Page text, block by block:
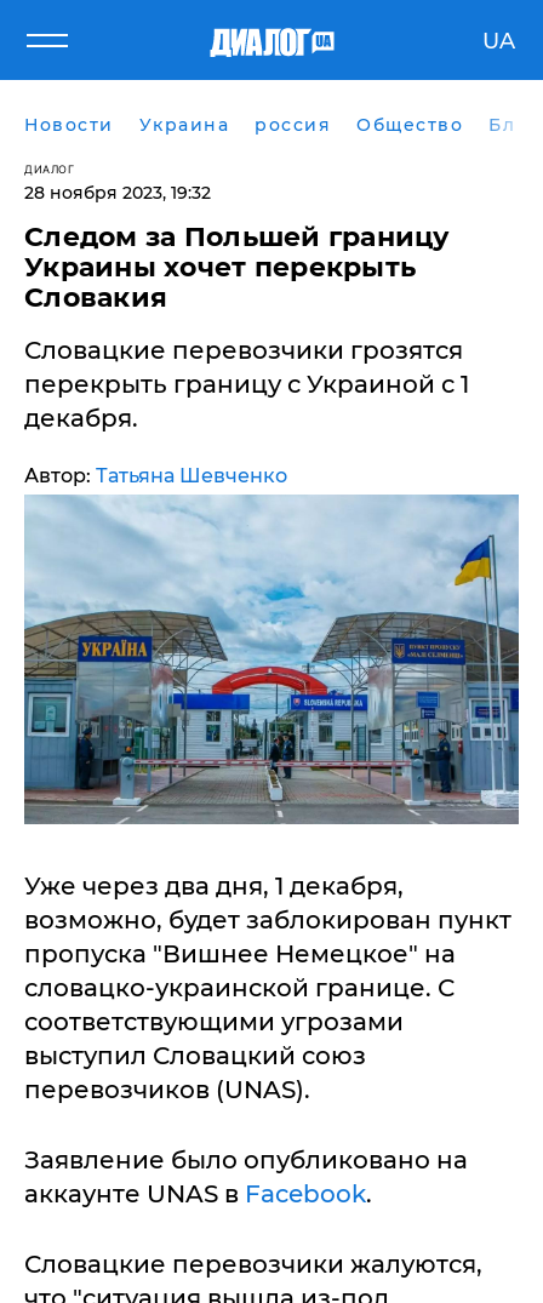
UA
Новости Украина россия Общество
ДИАЛОГ
28 ноября 2023, 19:32
​Следом за Польшей границу
Украины хочет перекрыть
Словакия
Словацкие перевозчики грозятся
перекрыть границу с Украиной с 1
декабря.
Автор: Татьяна Шевченко
Уже через два дня, 1 декабря,
возможно, будет заблокирован пункт
пропуска "Вишнее Немецкое" на
словацко-украинской границе. С
соответствующими угрозами
выступил Словацкий союз
перевозчиков (UNAS).
Заявление было опубликовано на
аккаунте UNAS в Facebook.
Словацкие перевозчики жалуются,